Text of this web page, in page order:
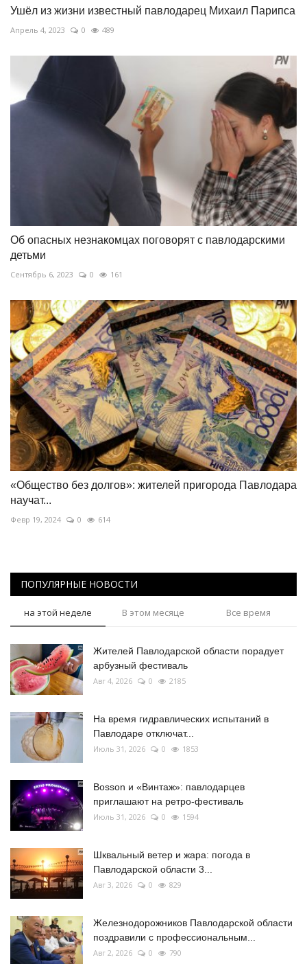
Ушёл из жизни известный павлодарец Михаил Парипса
Апрель 4, 2023 0 489
Об опасных незнакомцах поговорят с павлодарскими
детьми
Сентябрь 6, 2023 0 161
«Общество без долгов»: жителей пригорода Павлодара
научат...
Февр 19, 2024 0 614
ПОПУЛЯРНЫЕ НОВОСТИ
на этой неделе В этом месяце Все время
Жителей Павлодарской области порадует
арбузный фестиваль
Авг 4, 2026 0 2185
На время гидравлических испытаний в
Павлодаре отключат...
Июль 31, 2026 0 1853
Bosson и «Винтаж»: павлодарцев
приглашают на ретро-фестиваль
Июль 31, 2026 0 1594
Шквальный ветер и жара: погода в
Павлодарской области 3...
Авг 3, 2026 0 829
Железнодорожников Павлодарской области
поздравили с профессиональным...
Авг 2, 2026 0 790